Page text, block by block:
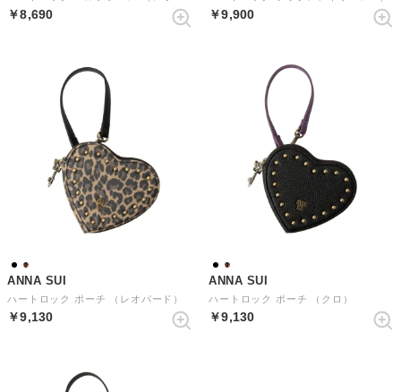
￥8,690 ￥9,900
ANNA SUI
ハートロック ポーチ （レオパード）
￥9,130
ANNA SUI
ハートロック ポーチ （クロ）
￥9,130